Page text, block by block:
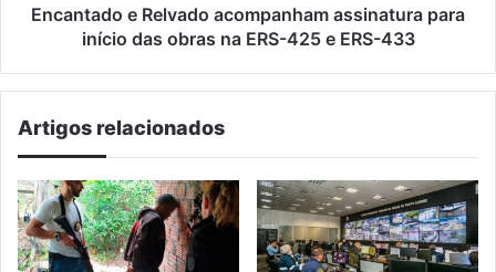
na
e
433
Encantado e Relvado acompanham assinatura para
início das obras na ERS-425 e ERS-433
Artigos relacionados